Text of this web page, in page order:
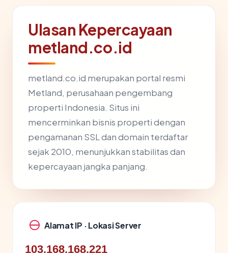
Ulasan Kepercayaan
metland.co.id
metland.co.id merupakan portal resmi
Metland, perusahaan pengembang
properti Indonesia. Situs ini
mencerminkan bisnis properti dengan
pengamanan SSL dan domain terdaftar
sejak 2010, menunjukkan stabilitas dan
kepercayaan jangka panjang.
Alamat IP · Lokasi Server
103.168.168.221